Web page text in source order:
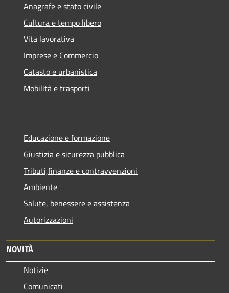
Anagrafe e stato civile
Cultura e tempo libero
Vita lavorativa
Imprese e Commercio
Catasto e urbanistica
Mobilità e trasporti
Educazione e formazione
Giustizia e sicurezza pubblica
Tributi,finanze e contravvenzioni
Ambiente
Salute, benessere e assistenza
Autorizzazioni
NOVITÀ
Notizie
Comunicati